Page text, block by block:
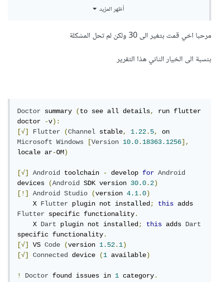
أظهر المزيد
مرحبا اخي قمت بتغير الى 30 ولكن لم تحل المشكلة
بنسبة الى الخيار الثاني هذا التقرير
Doctor summary (to see all details,
run flutter
doctor -v):
[√]
Flutter (Channel stable, 1.22.5,
Microsoft
Windows [Version 10.0.18363.1256],
locale ar-OM)
[√] Android toolchain - develop for
Android
devices (Android SDK version 30.0.2)
[!]
Android Studio (version 4.1.0)
    X
Flutter plugin not installed; this
Flutter specific functionality.
    X
Dart plugin not installed; this adds Dart
specific functionality.
[√]
VS Code (version 1.52.1)
[√]
Connected device (1 available)
! Doctor found issues in 1 category.